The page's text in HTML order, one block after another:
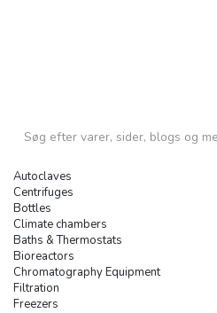
Autoclaves
Centrifuges
Bottles
Climate chambers
Baths & Thermostats
Bioreactors
Chromatography Equipment
Filtration
Freezers